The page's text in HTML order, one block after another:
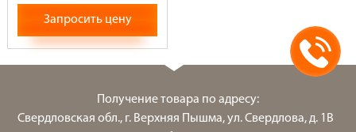
Запросить цену
Получение товара по адресу:
Свердловская обл., г. Верхняя Пышма, ул. Свердлова, д. 1В